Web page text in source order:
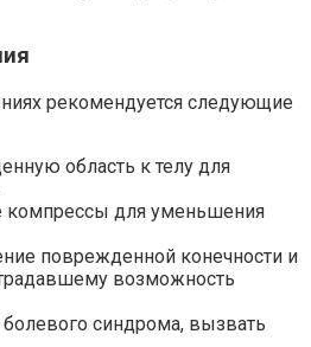
рекомендуется следующие
область к телу для
компрессы для уменьшения
поврежденной конечности и
возможность
болевого синдрома, вызвать